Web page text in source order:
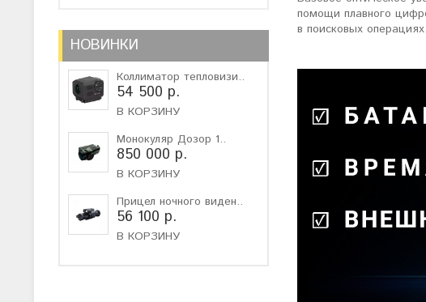
НОВИНКИ
Коллиматор тепловизи..
54 500 р.
В КОРЗИНУ
Монокуляр Дозор 1..
850 000 р.
В КОРЗИНУ
Прицел ночного виден..
56 100 р.
В КОРЗИНУ
помощи плавного
в поисковых операциях.